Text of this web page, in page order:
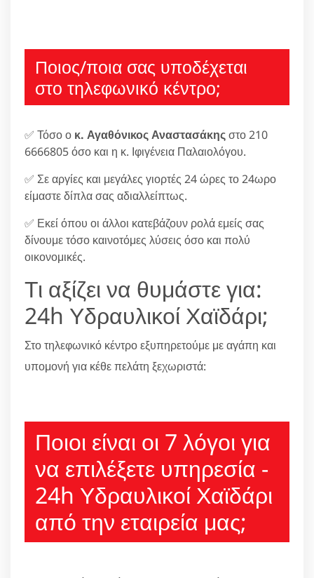
Ποιος/ποια σας υποδέχεται
στο τηλεφωνικό κέντρο;
✅ Τόσο ο κ. Αγαθόνικος Αναστασάκηςστο 210
6666805 όσο και η κ. Ιφιγένεια Παλαιολόγου.
✅ Σε αργίες και μεγάλες γιορτές 24 ώρες το 24ωρο
είμαστε δίπλα σας αδιαλλείπτως.
✅ Εκεί όπου οι άλλοι κατεβάζουν ρολά εμείς σας
δίνουμε τόσο καινοτόμες λύσεις όσο και πολύ
οικονομικές.
Τι αξίζει να θυμάστε για:
24h Υδραυλικοί Χαϊδάρι;
Στο τηλεφωνικό κέντρο εξυπηρετούμε με αγάπη και
υπομονή για κέθε πελάτη ξεχωριστά:
Ποιοι είναι οι 7 λόγοι για
να επιλέξετε υπηρεσία -
24h Υδραυλικοί Χαϊδάρι
από την εταιρεία μας;